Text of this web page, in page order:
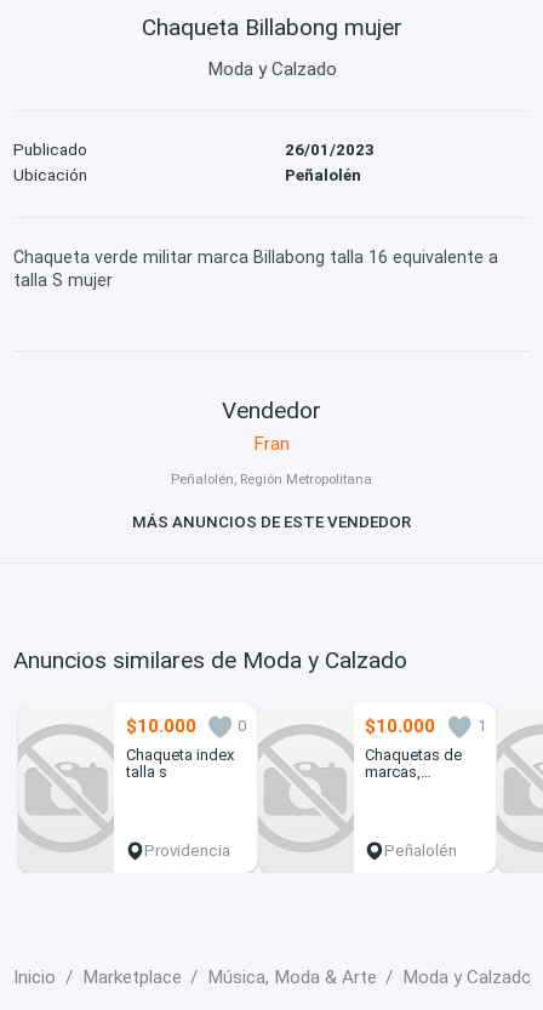
Chaqueta Billabong mujer
Moda y Calzado
Publicado
26/01/2023
Ubicación
Peñalolén
Chaqueta verde militar marca Billabong talla 16 equivalente a
talla S mujer
Vendedor
Fran
Peñalolén, Región Metropolitana
MÁS ANUNCIOS DE ESTE VENDEDOR
Anuncios similares de Moda y Calzado
$10.000
0
Chaqueta index
talla s
Providencia
$10.000
1
Chaquetas de
marcas,
Peñalolén
Inicio Marketplace Música, Moda & Arte Moda y Calzado